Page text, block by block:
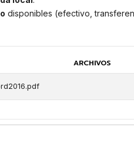
disponibles (efectivo,
ARCHIVOS